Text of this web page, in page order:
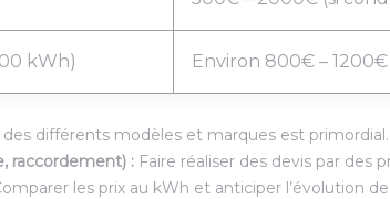
kWh) Environ 800€ – 1200€
des différents modèles et marques est primordial.
raccordement) : Faire réaliser des devis par
les prix au kWh et anticiper l’évolution